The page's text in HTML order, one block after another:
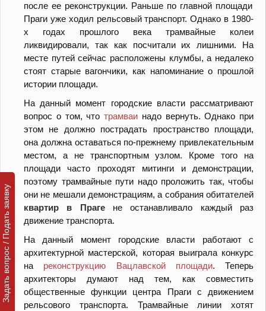
после ее реконструкции. Раньше по главной площади
Праги уже ходил рельсовый транспорт. Однако в 1980-
х годах прошлого века трамвайные колеи
ликвидировали, так как посчитали их лишними. На
месте путей сейчас расположены клумбы, а недалеко
стоят старые вагончики, как напоминание о прошлой
истории площади.
На данный момент городские власти рассматривают
вопрос о том, что трамваи надо вернуть. Однако при
этом не должно пострадать пространство площади,
она должна оставаться по-прежнему привлекательным
местом, а не транспортным узлом. Кроме того на
площади часто проходят митинги и демонстрации,
поэтому трамвайные пути надо проложить так, чтобы
они не мешали демонстрациям, а собрания обитателей
квартир в Прагене останавливало каждый раз
движение транспорта.
На данный момент городские власти работают с
архитектурной мастерской, которая выиграла конкурс
на реконструкцию Вацлавской площади. Теперь
архитекторы думают над тем, как совместить
общественные функции центра Праги с движением
рельсового транспорта. Трамвайные линии хотят
Задать вопрос / Подать заявку